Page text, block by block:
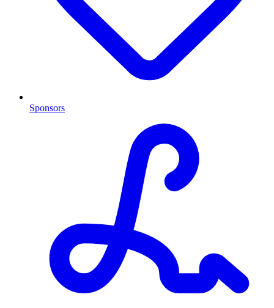
Sponsors